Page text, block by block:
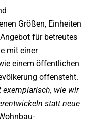
Größen, Einheiten
für betreutes
mit einer
einem öffentlichen
offensteht.
exemplarisch, wie wir
statt neue